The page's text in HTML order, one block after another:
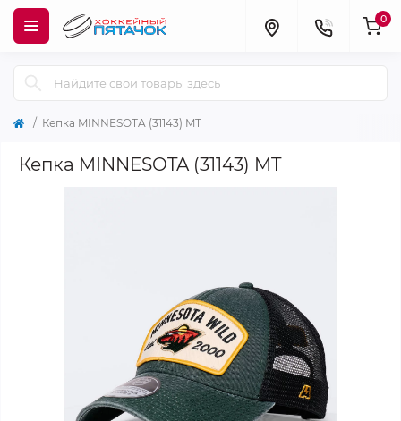
0
Кепка MINNESOTA (31143) MT
Кепка MINNESOTA (31143) MT